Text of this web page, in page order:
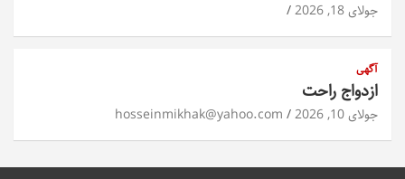
جولای 18, 2026
آگهی
ازدواج راحت
جولای 10, 2026 hosseinmikhak@yahoo.com